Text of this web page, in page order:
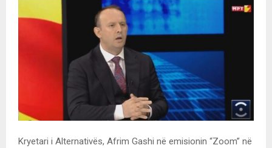
Kryetari i Alternativës, Afrim Gashi në emisionin “Zoom” në